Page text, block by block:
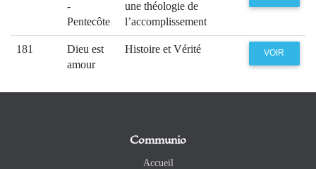
-
Pentecôte
une théologie de
l’accomplissement
181
Dieu est
amour
Histoire et Vérité VOIR
Communio
Accueil